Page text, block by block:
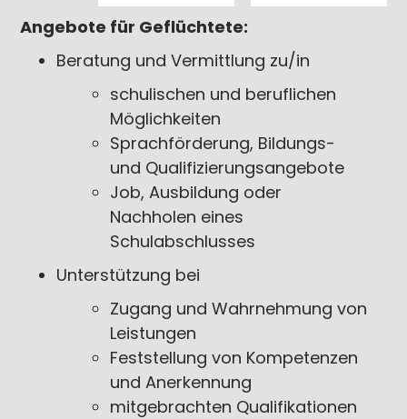
Angebote für Geflüchtete:
Beratung und Vermittlung zu/in
schulischen und beruflichen
Möglichkeiten
Sprachförderung, Bildungs-
und Qualifizierungsangebote
Job, Ausbildung oder
Nachholen eines
Schulabschlusses
Unterstützung bei
Zugang und Wahrnehmung von
Leistungen
Feststellung von Kompetenzen
und Anerkennung
mitgebrachten Qualifikationen